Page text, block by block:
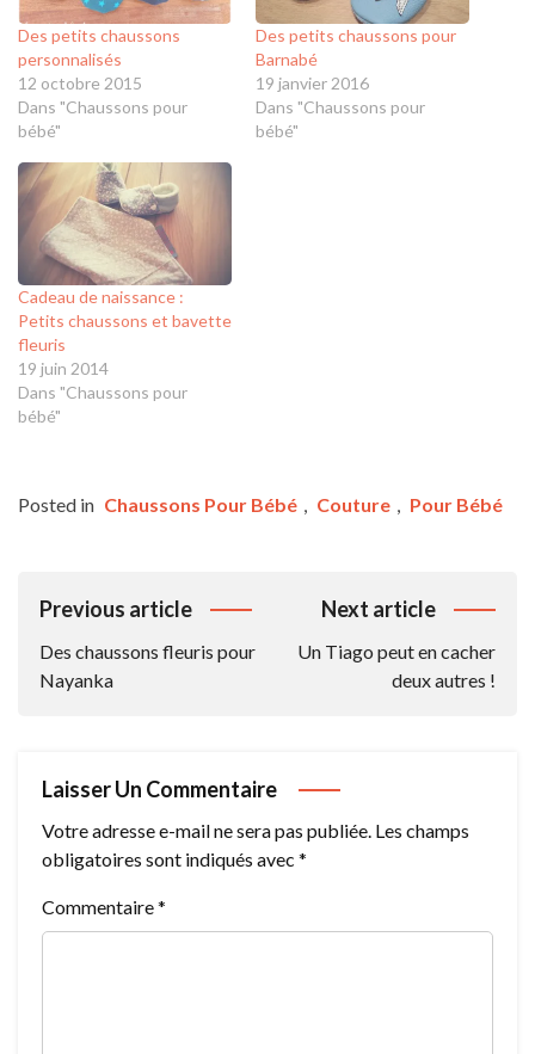
Des petits chaussons
personnalisés
12 octobre 2015
Dans "Chaussons pour
bébé"
Des petits chaussons pour
Barnabé
19 janvier 2016
Dans "Chaussons pour
bébé"
Cadeau de naissance :
Petits chaussons et bavette
fleuris
19 juin 2014
Dans "Chaussons pour
bébé"
Posted in Chaussons Pour Bébé Couture Pour Bébé
Navigation
L’article
Previous article
Des chaussons fleuris pour
Nayanka
Next article
Un Tiago peut en cacher
deux autres !
Laisser Un Commentaire
Votre adresse e-mail ne sera pas publiée. Les champs
obligatoires sont indiqués avec *
Commentaire*